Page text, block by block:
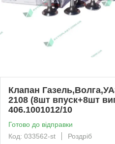
Клапан
2108 (8шт впуск+8шт
406.1001012/10
Готово до відправки
Код: 033562-st
Роздріб